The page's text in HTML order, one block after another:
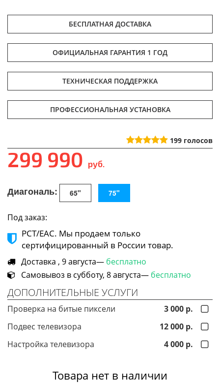
БЕСПЛАТНАЯ ДОСТАВКА
ОФИЦИАЛЬНАЯ ГАРАНТИЯ 1 ГОД
ТЕХНИЧЕСКАЯ ПОДДЕРЖКА
ПРОФЕССИОНАЛЬНАЯ УСТАНОВКА
199 голосов
299 990 руб.
Диагональ: 65" 75"
Под заказ:
РСТ/ЕАС. Мы продаем только
сертифицированный в России товар.
Доставка , 9 августа— бесплатно
Самовывоз в субботу, 8 августа— бесплатно
ДОПОЛНИТЕЛЬНЫЕ УСЛУГИ
Проверка на битые пиксели
3 000 р.
Подвес телевизора
12 000 р.
Настройка телевизора
4 000 р.
Товара нет в наличии